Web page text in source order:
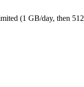
(1 GB/day, then